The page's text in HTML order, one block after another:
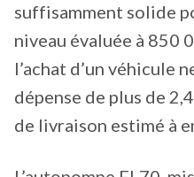
suffisamment solide
niveau évaluée à 850
l’achat d’un véhicule
dépense de plus de
de livraison estimé à